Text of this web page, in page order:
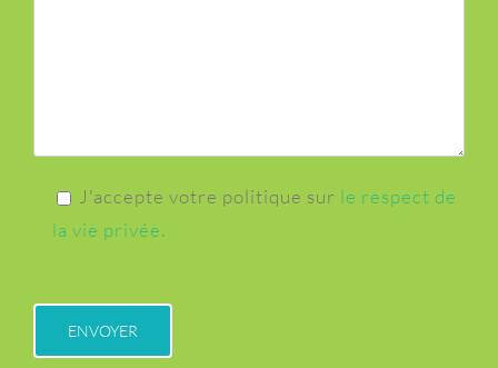
J'accepte votre politique sur le respect de
la vie privée.